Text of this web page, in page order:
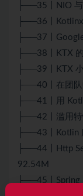
├──35丨NIO
├──36丨
├──37丨
├──38丨KTX
├──39丨KTX
├──40丨在团
├──41丨用
├──42丨滥用
├──43丨Kotlin
├──44丨Http
92.54M
├──45丨Spring